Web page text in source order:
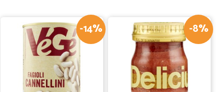
02/06/2020
ultrarapidi. Veramente bravi
-14% -8%